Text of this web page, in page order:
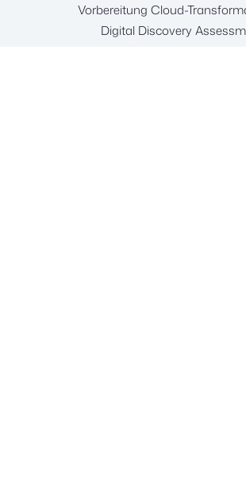
Vorbereitung Cloud-
Digital Discovery